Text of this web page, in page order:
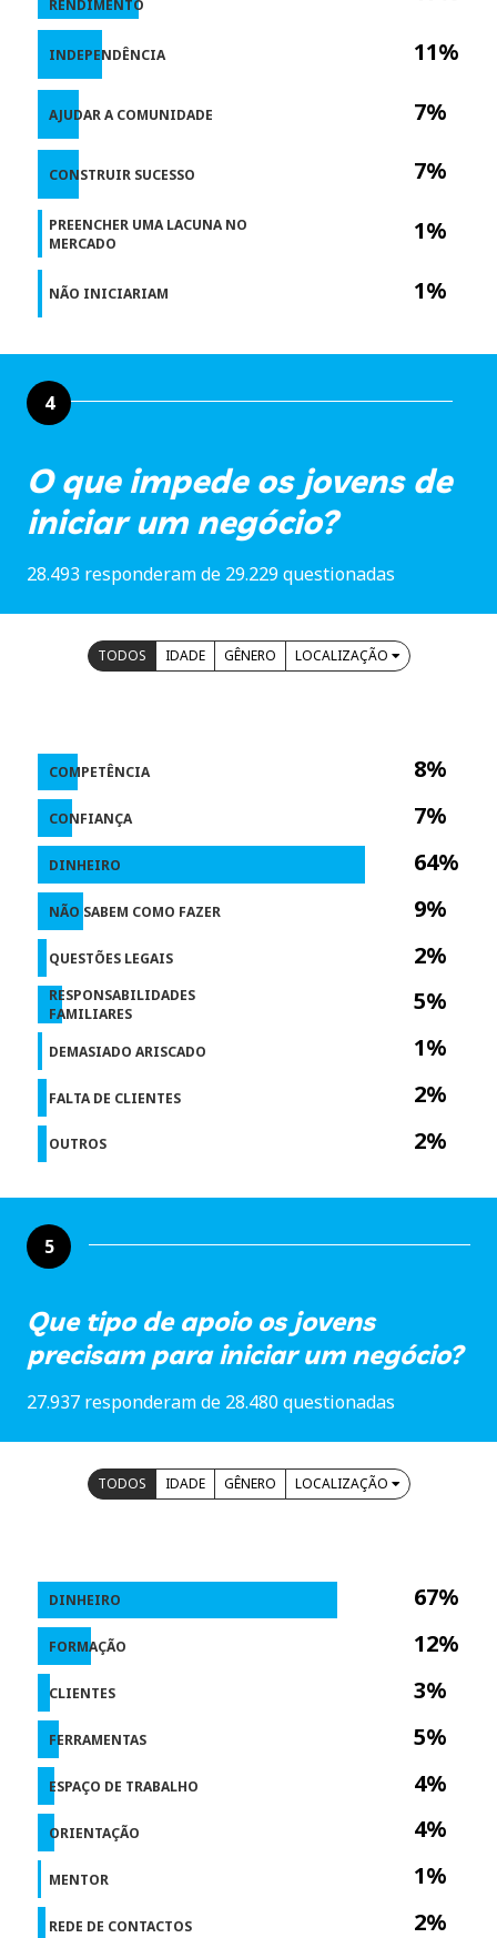
11%
7%
7%
1%
1%
RENDIMENTO
INDEPENDÊNCIA
AJUDAR A COMUNIDADE
CONSTRUIR SUCESSO
PREENCHER UMA LACUNA NO
MERCADO
NÃO INICIARIAM
4
O que impede os jovens de
iniciar um negócio?
28.493 responderam de 29.229 questionadas
TODOS IDADE GÊNERO LOCALIZAÇÃO
8%
7%
64%
9%
2%
5%
1%
2%
2%
COMPETÊNCIA
CONFIANÇA
DINHEIRO
NÃO SABEM COMO FAZER
QUESTÕES LEGAIS
RESPONSABILIDADES
FAMILIARES
DEMASIADO ARISCADO
FALTA DE CLIENTES
OUTROS
5
Que tipo de apoio os jovens
precisam para iniciar um negócio?
27.937 responderam de 28.480 questionadas
TODOS IDADE GÊNERO LOCALIZAÇÃO
67%
12%
3%
5%
4%
4%
1%
2%
DINHEIRO
FORMAÇÃO
CLIENTES
FERRAMENTAS
ESPAÇO DE TRABALHO
ORIENTAÇÃO
MENTOR
REDE DE CONTACTOS